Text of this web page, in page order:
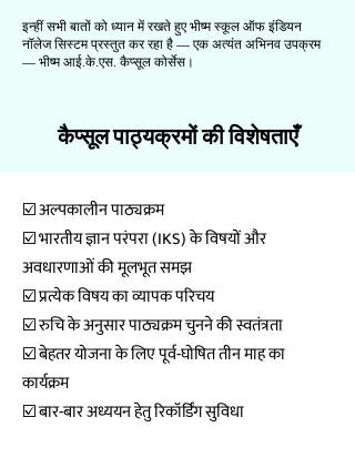
इन्हीं सभी बातों को ध्यान में रखते हुए भीष्म स्कूल ऑफ इंडियन
नॉलेज सिस्टम प्रस्तुत कर रहा है — एक अत्यंत अभिनव उपक्रम
— भीष्म आई.के.एस. कैप्सूल कोर्सेस।
कैप्सूल पाठ्यक्रमों की विशेषताएँ
☑️ अल्पकालीन पाठ्यक्रम
☑️ भारतीय ज्ञान परंपरा (IKS) के विषयों और
अवधारणाओं की मूलभूत समझ
☑️ प्रत्येक विषय का व्यापक परिचय
☑️ रुचि के अनुसार पाठ्यक्रम चुनने की स्वतंत्रता
☑️ बेहतर योजना के लिए पूर्व-घोषित तीन माह का
कार्यक्रम
☑️ बार-बार अध्ययन हेतु रिकॉर्डिंग सुविधा